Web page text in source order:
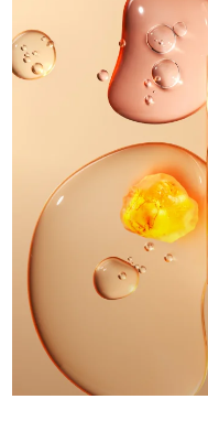
Birleşik Arap
Emirlikleri
Birleşik Krallık
Amerika Birleşik
Devletleri
Özbekistan
Vietnam